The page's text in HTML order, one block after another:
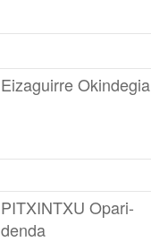
Eizaguirre Okindegia
PITXINTXU Opari-
denda